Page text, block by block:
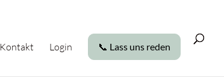
Kontakt Login 📞 Lass uns reden